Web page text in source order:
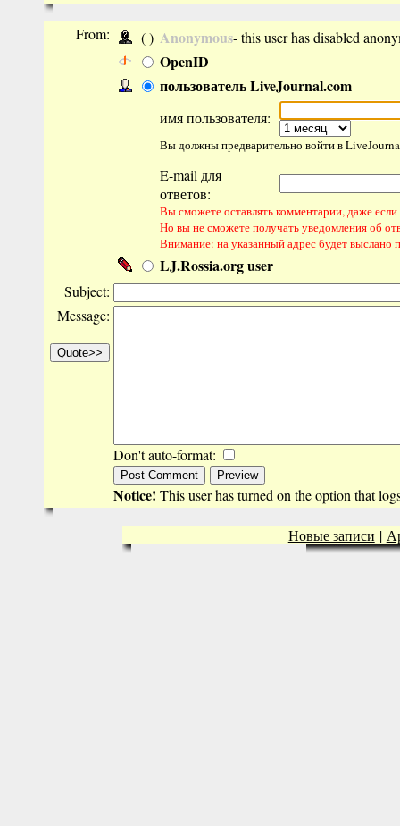
From: ( ) Anonymous- this user has disabled
OpenID
пользователь LiveJournal.com
имя пользователя:
Вы должны предварительно войти в
E-mail для
ответов:
Вы сможете оставлять комментарии, даже если
Но вы не сможете получать уведомления об
Внимание: на указанный адрес будет выслано
LJ.Rossia.org user
Subject:
Message:
Don't auto-format:
Notice! This user has turned on the option that
Новые записи |